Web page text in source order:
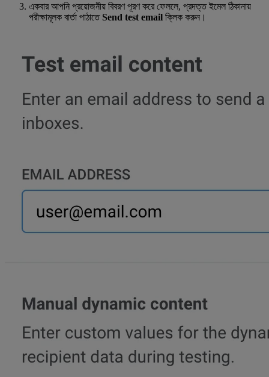
একবার আপনি প্রয়োজনীয় বিবরণ পূরণ করে ফেললে, প্রদত্ত ইমেল ঠিকানায়
পরীক্ষামূলক বার্তা পাঠাতে Send test email ক্লিক করুন।